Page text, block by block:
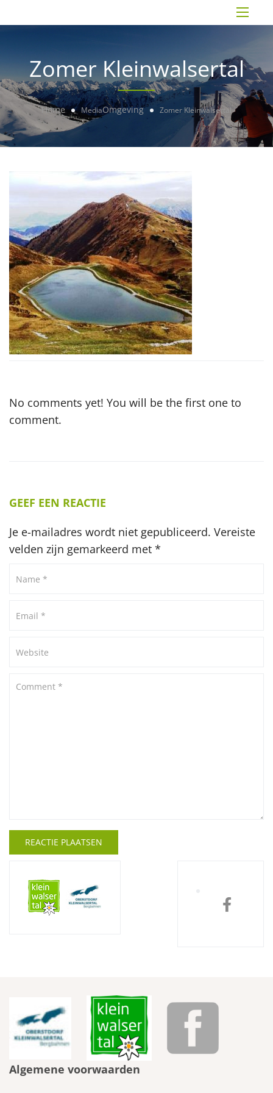
Zomer Kleinwalsertal
Home MediaOmgeving Zomer Kleinwalsertal
No comments yet! You will be the first one to
comment.
GEEF EEN REACTIE
Je e-mailadres wordt niet gepubliceerd. Vereiste
velden zijn gemarkeerd met *
Algemene voorwaarden